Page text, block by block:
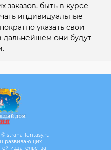
заказов, быть в курсе
индивидуальные
указать свои
дальнейшем они будут
strana-fantasy.ru
развивающих
издательства